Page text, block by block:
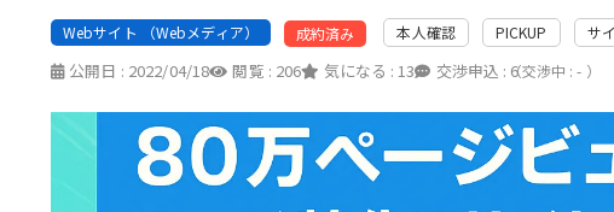
Webサイト （Webメディア） 成約済み 本人確認 PICKUP サ
公開日 : 2022/04/18 閲覧 : 206 気になる :13 交渉申込 : 6
（交渉中 : - ）